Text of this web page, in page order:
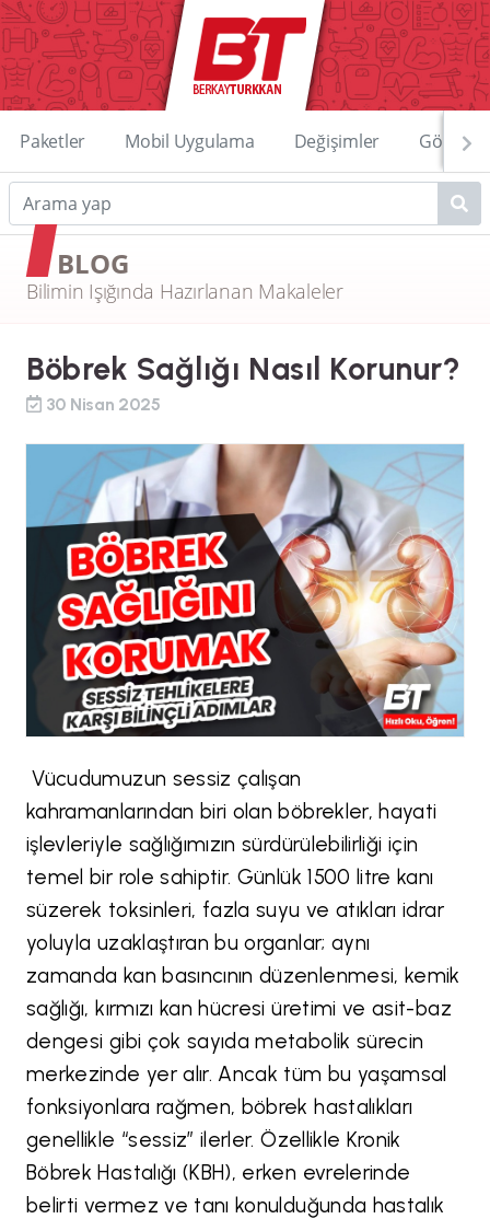
Paketler Mobil Uygulama Değişimler
BLOG
Bilimin Işığında Hazırlanan Makaleler
Böbrek Sağlığı Nasıl Korunur?
30 Nisan 2025
Vücudumuzun sessiz çalışan
kahramanlarından biri olan böbrekler, hayati
işlevleriyle sağlığımızın sürdürülebilirliği için
temel bir role sahiptir. Günlük 1500 litre kanı
süzerek toksinleri, fazla suyu ve atıkları idrar
yoluyla uzaklaştıran bu organlar; aynı
zamanda kan basıncının düzenlenmesi, kemik
sağlığı, kırmızı kan hücresi üretimi ve asit-baz
dengesi gibi çok sayıda metabolik sürecin
merkezinde yer alır. Ancak tüm bu yaşamsal
fonksiyonlara rağmen, böbrek hastalıkları
genellikle “sessiz” ilerler. Özellikle Kronik
Böbrek Hastalığı (KBH), erken evrelerinde
belirti vermez ve tanı konulduğunda hastalık